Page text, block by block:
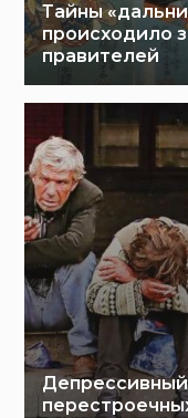
Тайны
происходило
правителей